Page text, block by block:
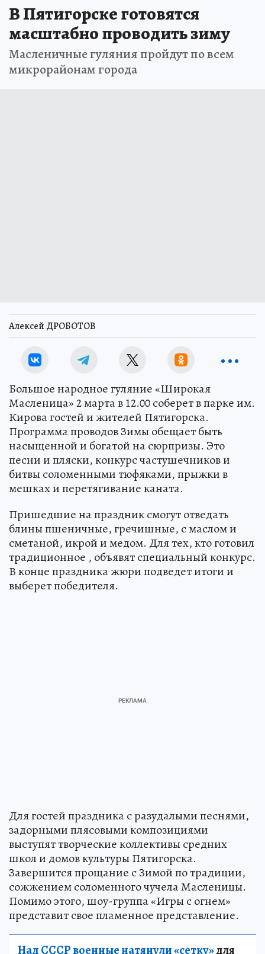
В Пятигорске готовятся
масштабно проводить зиму
Масленичные гуляния пройдут по всем
микрорайонам города
Алексей ДРОБОТОВ
Большое народное гуляние «Широкая
Масленица» 2 марта в 12.00 соберет в парке им.
Кирова гостей и жителей Пятигорска.
Программа проводов Зимы обещает быть
насыщенной и богатой на сюрпризы. Это
песни и пляски, конкурс частушечников и
битвы соломенными тюфяками, прыжки в
мешках и перетягивание каната.
Пришедшие на праздник смогут отведать
блины пшеничные, гречишные, с маслом и
сметаной, икрой и медом. Для тех, кто готовил
традиционное , объявят специальный конкурс.
В конце праздника жюри подведет итоги и
выберет победителя.
Для гостей праздника с разудалыми песнями,
задорными плясовыми композициями
выступят творческие коллективы средних
школ и домов культуры Пятигорска.
Завершится прощание с Зимой по традиции,
сожжением соломенного чучела Масленицы.
Помимо этого, шоу-группа «Игры с огнем»
представит свое пламенное представление.
Над СССР военные натянули «сетку»для